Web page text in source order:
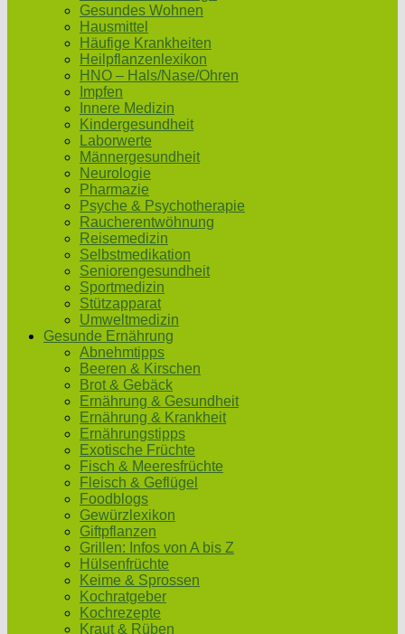
Gesundes Wohnen
Hausmittel
Häufige Krankheiten
Heilpflanzenlexikon
HNO – Hals/Nase/Ohren
Impfen
Innere Medizin
Kindergesundheit
Laborwerte
Männergesundheit
Neurologie
Pharmazie
Psyche & Psychotherapie
Raucherentwöhnung
Reisemedizin
Selbstmedikation
Seniorengesundheit
Sportmedizin
Stützapparat
Umweltmedizin
Gesunde Ernährung
Abnehmtipps
Beeren & Kirschen
Brot & Gebäck
Ernährung & Gesundheit
Ernährung & Krankheit
Ernährungstipps
Exotische Früchte
Fisch & Meeresfrüchte
Fleisch & Geflügel
Foodblogs
Gewürzlexikon
Giftpflanzen
Grillen: Infos von A bis Z
Hülsenfrüchte
Keime & Sprossen
Kochratgeber
Kochrezepte
Kraut & Rüben